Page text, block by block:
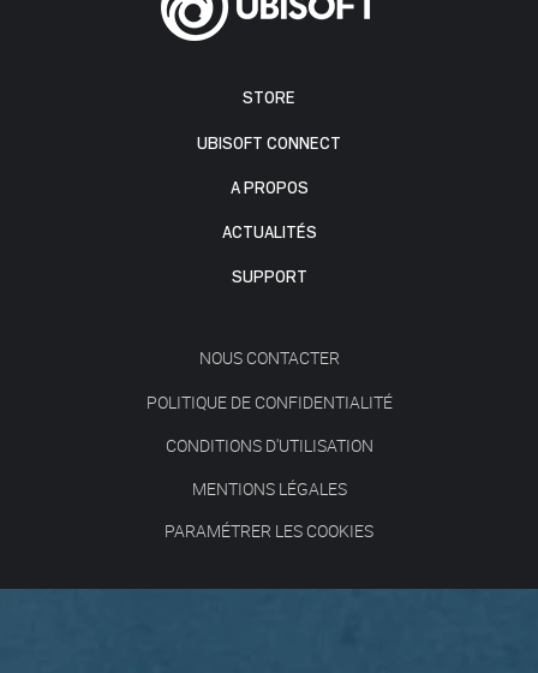
STORE
UBISOFT CONNECT
A PROPOS
ACTUALITÉS
SUPPORT
NOUS CONTACTER
POLITIQUE DE CONFIDENTIALITÉ
CONDITIONS D'UTILISATION
MENTIONS LÉGALES
PARAMÉTRER LES COOKIES